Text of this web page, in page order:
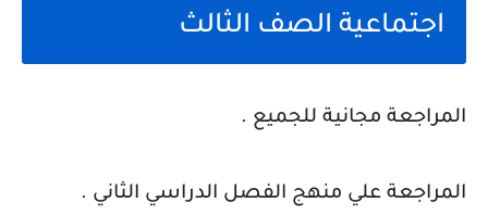
اجتماعية الصف الثالث
المراجعة مجانية للجميع .
المراجعة علي منهج الفصل الدراسي الثاني .